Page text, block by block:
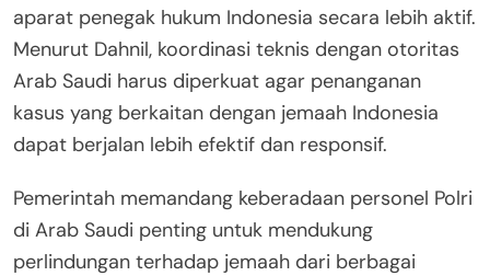
aparat penegak hukum Indonesia secara lebih aktif.
Menurut Dahnil, koordinasi teknis dengan otoritas
Arab Saudi harus diperkuat agar penanganan
kasus yang berkaitan dengan jemaah Indonesia
dapat berjalan lebih efektif dan responsif.
Pemerintah memandang keberadaan personel Polri
di Arab Saudi penting untuk mendukung
perlindungan terhadap jemaah dari berbagai